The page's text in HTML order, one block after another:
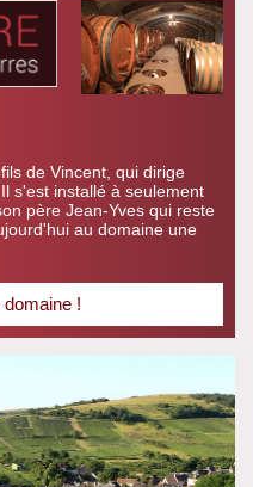
de Vincent, qui dirige
s'est installé à seulement
père Jean-Yves qui reste
au domaine une
!